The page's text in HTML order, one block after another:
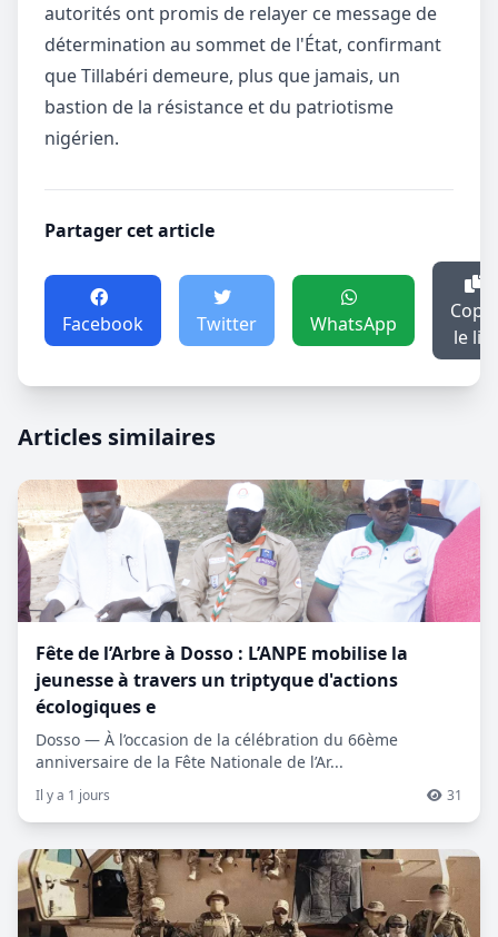
autorités ont promis de relayer ce message de
détermination au sommet de l'État, confirmant
que Tillabéri demeure, plus que jamais, un
bastion de la résistance et du patriotisme
nigérien.
Partager cet article
Facebook Twitter WhatsApp
le
Articles similaires
Fête de l’Arbre à Dosso : L’ANPE mobilise la
jeunesse à travers un triptyque d'actions
écologiques e
Dosso — À l’occasion de la célébration du 66ème
anniversaire de la Fête Nationale de l’Ar...
Il y a 1 jours 31